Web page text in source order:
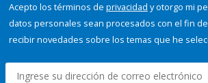
Acepto los términos de privacidad y otorgo mi
datos personales sean procesados con el fin
recibir novedades sobre los temas que he